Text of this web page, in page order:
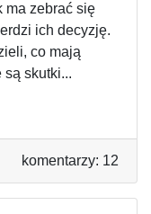
ma zebrać się
ich decyzję.
co mają
skutki...
komentarzy: 12